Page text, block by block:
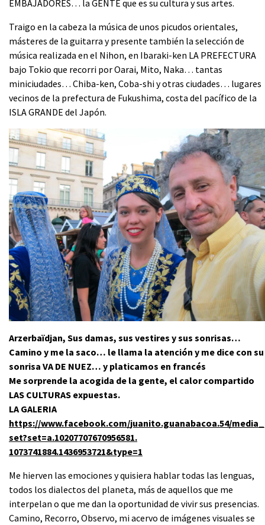
EMBAJADORES… la GENTE que es su cultura y sus artes.
Traigo en la cabeza la música de unos picudos orientales,
másteres de la guitarra y presente también la selección de
música realizada en el Nihon, en Ibaraki-ken LA PREFECTURA
bajo Tokio que recorri por Oarai, Mito, Naka… tantas
miniciudades… Chiba-ken, Coba-shi y otras ciudades… lugares
vecinos de la prefectura de Fukushima, costa del pacífico de la
ISLA GRANDE del Japón.
Arzerbaïdjan, Sus damas, sus vestires y sus sonrisas…
Camino y me la saco… le llama la atención y me dice con su
sonrisa VA DE NUEZ… y platicamos en francés
Me sorprende la acogida de la gente, el calor compartido
LAS CULTURAS expuestas.
LA GALERIA
https://www.facebook.com/juanito.guanabacoa.54/media_
set?set=a.10207707670956581.
1073741884.1436953721&type=1
Me hierven las emociones y quisiera hablar todas las lenguas,
todos los dialectos del planeta, más de aquellos que me
interpelan o que me dan la oportunidad de vivir sus presencias.
Camino, Recorro, Observo, mi acervo de imágenes visuales se